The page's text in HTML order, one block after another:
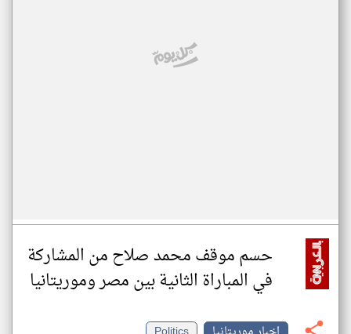
حسم موقف محمد صلاح من المشاركة
في المباراة الثانية بين مصر وموريتانيا